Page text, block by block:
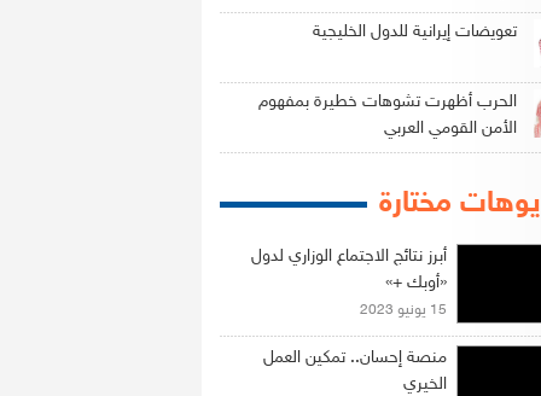
تعويضات إيرانية للدول الخليجية
الحرب أظهرت تشوهات خطيرة بمفهوم
الأمن القومي العربي
مختارة
أبرز نتائج الاجتماع الوزاري لدول
«أوبك +»
15 يونيو 2023
منصة إحسان.. تمكين العمل
الخيري